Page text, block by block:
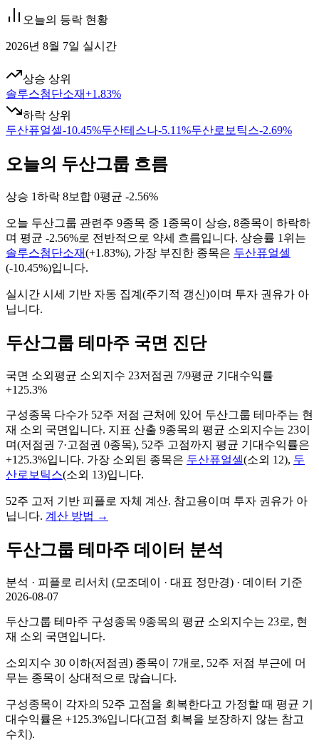
오늘의 등락 현황
2026년 8월 7일 실시간
상승 상위
솔루스첨단소재+1.83%
하락 상위
두산퓨얼셀-10.45%두산테스나-5.11%두산로보틱스-2.69%
오늘의 두산그룹 흐름
상승 1하락 8보합 0평균 -2.56%
오늘 두산그룹 관련주 9종목 중 1 종목이 상승, 8종목이 하락하
며 평균 -2.56%로 전반적으로 약세 흐름입니다. 상승률 1위는
솔루스첨단소재(+1.83%), 가장 부진한 종목은 두산퓨얼셀
(-10.45%)입니다.
실시간 시세 기반 자동 집계(주기적 갱신)이며 투자 권유가 아
닙니다.
두산그룹 테마주 국면 진단
국면 소외 평균 소외지수 23저점권 7/9평균 기대수익률
+125.3%
구성종목 다수가 52주 저점 근처에 있어 두산그룹 테마주는 현
재 소외 국면입니다. 지표 산출 9종목의 평균 소외지수는 23이
며(저점권 7·고점권 0종목), 52주 고점까지 평균 기대수익률은
+125.3%입니다. 가장 소외된 종목은 두산퓨얼셀(소외 12), 두
산로보틱스(소외 13)입니다.
52주 고저 기반 피플로 자체 계산. 참고용이며 투자 권유가 아
닙니다. 계산 방법 →
두산그룹 테마주 데이터 분석
분석 · 피플로 리서치 (모조데이 · 대표 정만경) · 데이터 기준
2026-08-07
두산그룹 테마주 구성종목 9종목의 평균 소외지수는 23로, 현
재 소외 국면입니다.
소외지수 30 이하(저점권) 종목이 7개로, 52주 저점 부근에 머
무는 종목이 상대적으로 많습니다.
구성종목이 각자의 52주 고점을 회복한다고 가정할 때 평균 기
대수익률은 +125.3%입니다(고점 회복을 보장하지 않는 참고
수치).